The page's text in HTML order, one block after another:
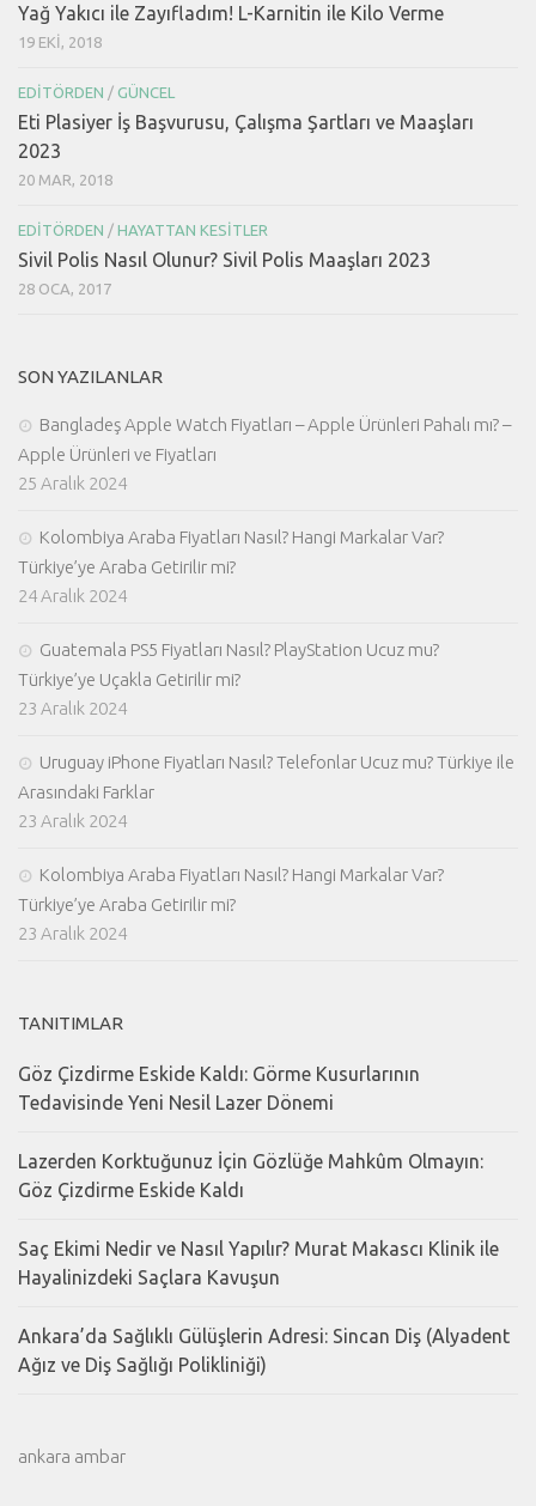
Yağ Yakıcı ile Zayıfladım! L-Karnitin ile Kilo Verme
19 EKI, 2018
EDITÖRDEN / GÜNCEL
Eti Plasiyer İş Başvurusu, Çalışma Şartları ve Maaşları
2023
20 MAR, 2018
EDITÖRDEN / HAYATTAN KESITLER
Sivil Polis Nasıl Olunur? Sivil Polis Maaşları 2023
28 OCA, 2017
SON YAZILANLAR
Bangladeş Apple Watch Fiyatları – Apple Ürünleri Pahalı mı? –
Apple Ürünleri ve Fiyatları
25 Aralık 2024
Kolombiya Araba Fiyatları Nasıl? Hangi Markalar Var?
Türkiye’ye Araba Getirilir mi?
24 Aralık 2024
Guatemala PS5 Fiyatları Nasıl? PlayStation Ucuz mu?
Türkiye’ye Uçakla Getirilir mi?
23 Aralık 2024
Uruguay iPhone Fiyatları Nasıl? Telefonlar Ucuz mu? Türkiye ile
Arasındaki Farklar
23 Aralık 2024
Kolombiya Araba Fiyatları Nasıl? Hangi Markalar Var?
Türkiye’ye Araba Getirilir mi?
23 Aralık 2024
TANITIMLAR
Göz Çizdirme Eskide Kaldı: Görme Kusurlarının
Tedavisinde Yeni Nesil Lazer Dönemi
Lazerden Korktuğunuz İçin Gözlüğe Mahkûm Olmayın:
Göz Çizdirme Eskide Kaldı
Saç Ekimi Nedir ve Nasıl Yapılır? Murat Makascı Klinik ile
Hayalinizdeki Saçlara Kavuşun
Ankara’da Sağlıklı Gülüşlerin Adresi: Sincan Diş (Alyadent
Ağız ve Diş Sağlığı Polikliniği)
ankara ambar